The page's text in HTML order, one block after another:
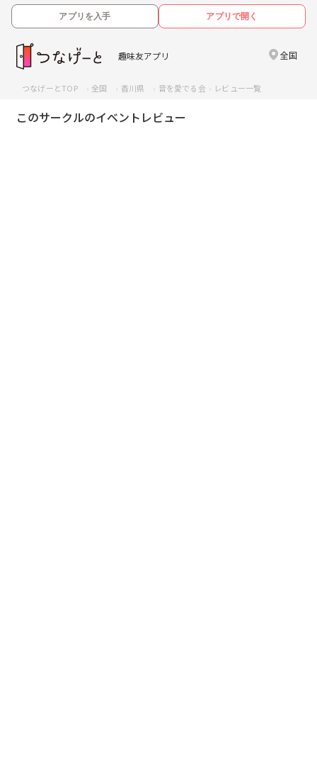
アプリを入手 アプリで開く
趣味友アプリ 全国
つなげーとTOP 全国 香川県 音を愛でる会 レビュー一覧
このサークルのイベントレビュー